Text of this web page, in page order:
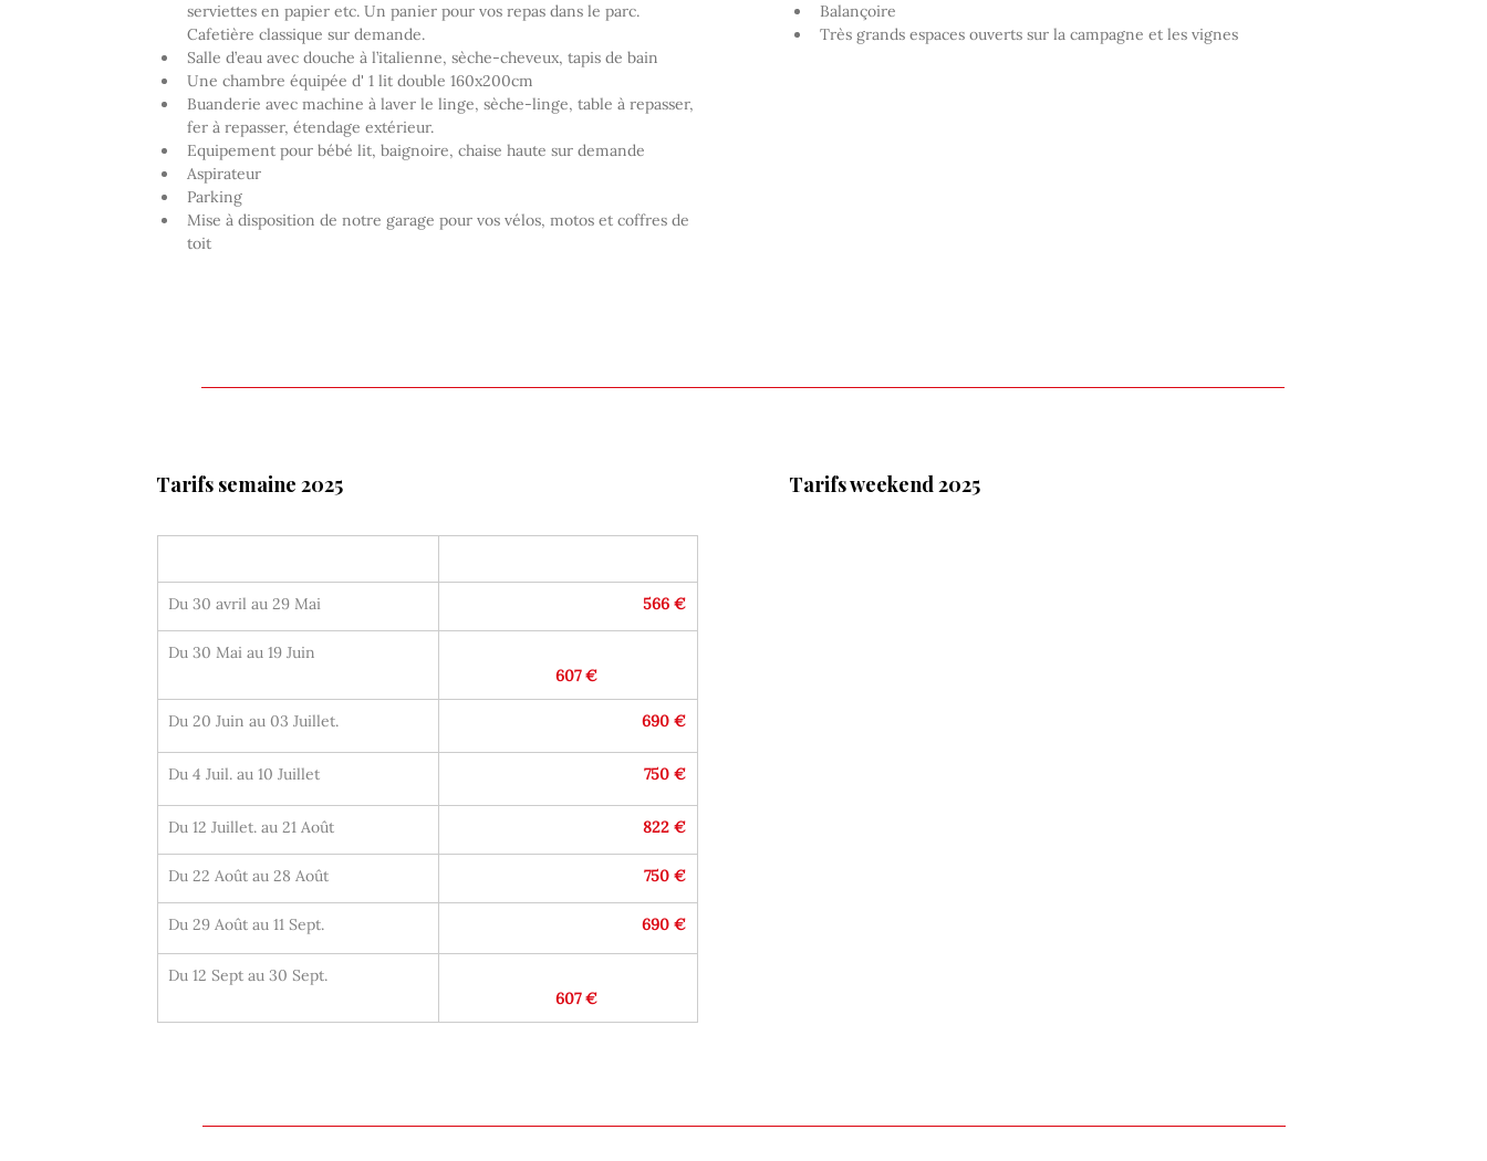
serviettes en papier etc. Un panier pour vos repas dans le parc.
Cafetière classique sur demande.
Salle d’eau avec douche à l’italienne, sèche-cheveux, tapis de bain
Une chambre équipée d' 1 lit double 160x200cm
Buanderie avec machine à laver le linge, sèche-linge, table à repasser,
fer à repasser, étendage extérieur.
Equipement pour bébé lit, baignoire, chaise haute sur demande
Aspirateur
Parking
Mise à disposition de notre garage pour vos vélos, motos et coffres de
toit
Balançoire
Très grands espaces ouverts sur la campagne et les vignes
Tarifs semaine 2025
Du 30 avril au 29 Mai 566 €
Du 30 Mai au 19 Juin
607 €
Du 20 Juin au 03 Juillet. 690 €
Du 4 Juil. au 10 Juillet 750 €
Du 12 Juillet. au 21 Août 822 €
Du 22 Août au 28 Août 750 €
Du 29 Août au 11 Sept. 690 €
Du 12 Sept au 30 Sept.
607 €
Tarifs weekend 2025